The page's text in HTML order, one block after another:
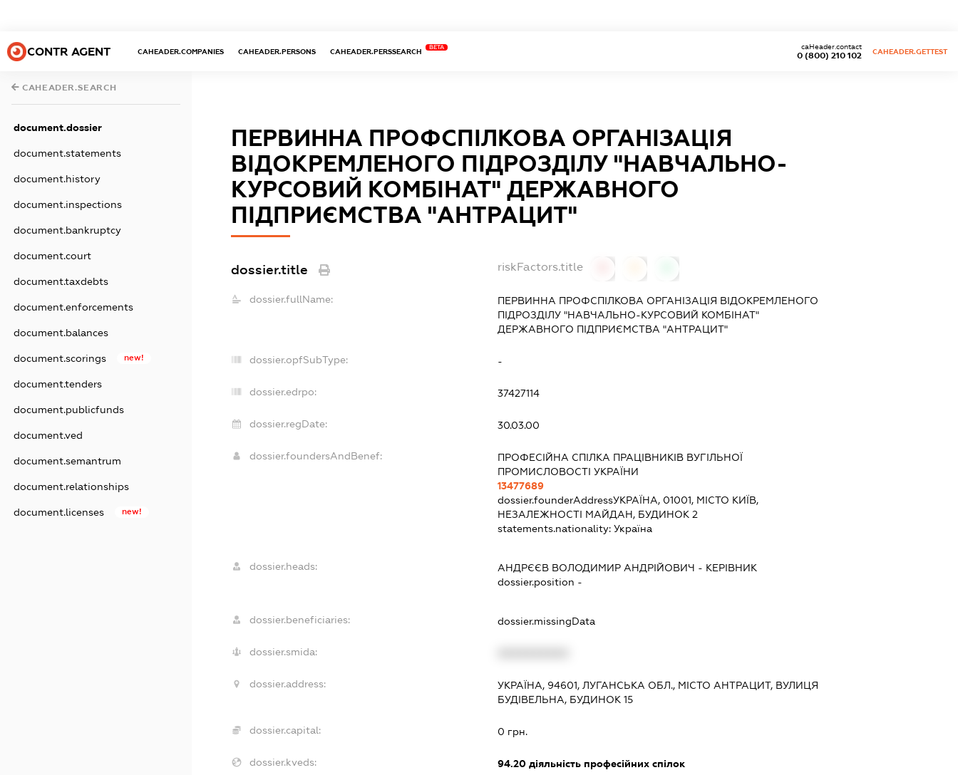
CONTR AGENT CAHEADER.COMPANIES CAHEADER.PERSONS CAHEADER.PERSSEARCH
BETA
0 (800) 210 102
caHeader.contact
CAHEADER.GETTEST
CAHEADER.SEARCH
document.dossier
document.statements
document.history
document.inspections
document.bankruptcy
document.court
document.taxdebts
document.enforcements
document.balances
document.scorings new!
document.tenders
document.publicfunds
document.ved
document.semantrum
document.relationships
document.licenses new!
ПЕРВИННА ПРОФСПІЛКОВА ОРГАНІЗАЦІЯ
ВІДОКРЕМЛЕНОГО ПІДРОЗДІЛУ "НАВЧАЛЬНО-
КУРСОВИЙ КОМБІНАТ" ДЕРЖАВНОГО
ПІДПРИЄМСТВА "АНТРАЦИТ"
dossier.title riskFactors.title
dossier.fullName:
ПЕРВИННА ПРОФСПІЛКОВА ОРГАНІЗАЦІЯ ВІДОКРЕМЛЕНОГО
ПІДРОЗДІЛУ "НАВЧАЛЬНО-КУРСОВИЙ КОМБІНАТ"
ДЕРЖАВНОГО ПІДПРИЄМСТВА "АНТРАЦИТ"
dossier.opfSubType: -
dossier.edrpo: 37427114
dossier.regDate: 30.03.00
dossier.foundersAndBenef:
ПРОФЕСІЙНА СПІЛКА ПРАЦІВНИКІВ ВУГІЛЬНОЇ
ПРОМИСЛОВОСТІ УКРАЇНИ
13477689
dossier.founderAddressУКРАЇНА, 01001, МІСТО КИЇВ,
НЕЗАЛЕЖНОСТІ МАЙДАН, БУДИНОК 2
statements.nationality: Україна
dossier.heads: АНДРЄЄВ ВОЛОДИМИР АНДРІЙОВИЧ - КЕРІВНИК
dossier.position -
dossier.beneficiaries: dossier.missingData
dossier.smida:
dossier.address:
УКРАЇНА, 94601, ЛУГАНСЬКА ОБЛ., МІСТО АНТРАЦИТ, ВУЛИЦЯ
БУДІВЕЛЬНА, БУДИНОК 15
dossier.capital: 0 грн.
dossier.kveds: 94.20діяльність професійних спілок